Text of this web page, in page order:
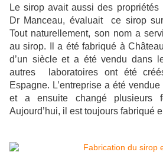
Le sirop avait aussi des
Dr Manceau, évaluait ce sirop
Tout naturellement, son nom a
au sirop. Il a été fabriqué à
d’un siècle et a été vendu dans
autres laboratoires ont été
Espagne. L’entreprise a été
et a ensuite changé plusieurs
Aujourd’hui, il est toujours fabriqué